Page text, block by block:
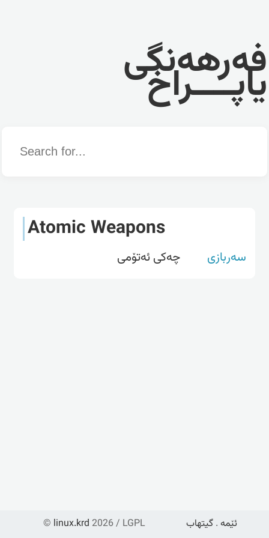
فەرهەنگی
یاپــــراخ
Word
Atomic Weapons
سەربازی چەکی ئەتۆمی
© linux.krd 2026 / LGPL ئێمە . گیتهاب